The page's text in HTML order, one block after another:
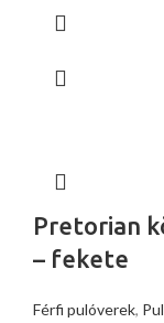
Pretorian
– fekete
Férfi pulóverek,